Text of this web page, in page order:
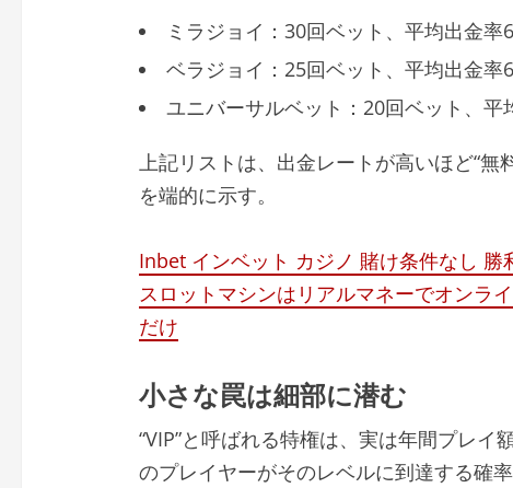
ミラジョイ：30回ベット、平均出金率
ベラジョイ：25回ベット、平均出金率
ユニバーサルベット：20回ベット、平
上記リストは、出金レートが高いほど“
を端的に示す。
Inbet インベット カジノ 賭け条件なし 勝
スロットマシンはリアルマネーでオンラ
だけ
小さな罠は細部に潜む
“VIP”と呼ばれる特権は、実は年間プレ
のプレイヤーがそのレベルに到達する確